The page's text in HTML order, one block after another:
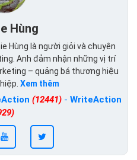
Hùng
Hùng là người giỏi và chuyên
Anh đảm nhận những vị trí
– quảng bá thương hiệu
Xem thêm
(12441)- WriteAction